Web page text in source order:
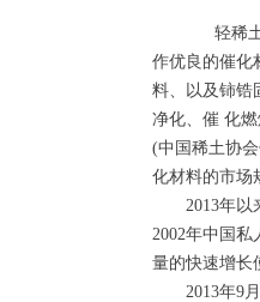
轻稀土
作优良的催化
料、以及铈锆
净化、催 化
(中国稀土协
化材料的市场
2013年以
2002年中国私
量的快速增长
2013年9